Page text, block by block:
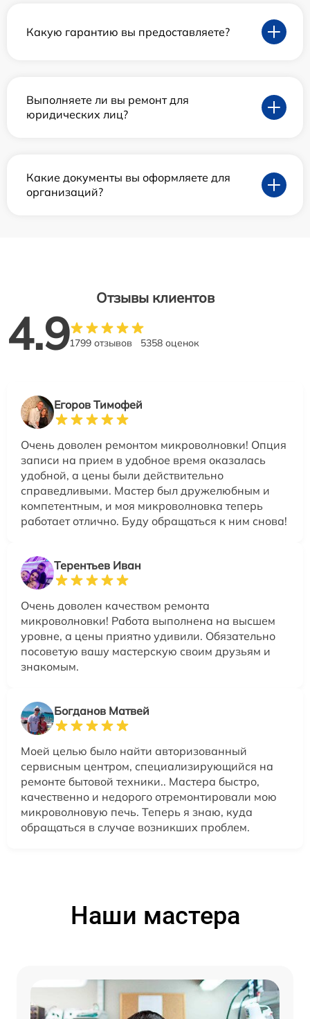
Какую гарантию вы предоставляете?
Выполняете ли вы ремонт для
юридических лиц?
Какие документы вы оформляете для
организаций?
Отзывы клиентов
4.91799 отзывов 5358 оценок
Егоров Тимофей
Очень доволен ремонтом микроволновки! Опция
записи на прием в удобное время оказалась
удобной, а цены были действительно
справедливыми. Мастер был дружелюбным и
компетентным, и моя микроволновка теперь
работает отлично. Буду обращаться к ним снова!
Терентьев Иван
Очень доволен качеством ремонта
микроволновки! Работа выполнена на высшем
уровне, а цены приятно удивили. Обязательно
посоветую вашу мастерскую своим друзьям и
знакомым.
Богданов Матвей
Моей целью было найти авторизованный
сервисным центром, специализирующийся на
ремонте бытовой техники.. Мастера быстро,
качественно и недорого отремонтировали мою
микроволновую печь. Теперь я знаю, куда
обращаться в случае возникших проблем.
Наши мастера